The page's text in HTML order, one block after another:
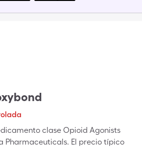
clase Opioid Agonists
Pharmaceuticals. El precio típico